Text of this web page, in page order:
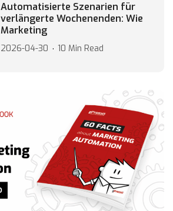
Automatisierte Szenarien für
verlängerte Wochenenden: Wie
Marketing
2026-04-30 10 Min Read